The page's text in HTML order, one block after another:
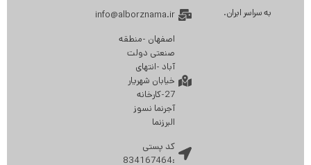
به سراسر ایران.
info@alborznama.ir
اصفهان -منطقه
صنعتی دولت
آباد -انتهای
خیابان شهریار
27-کارخانه
آجرنما نسوز
البرزنما
کد پستی
:834167464